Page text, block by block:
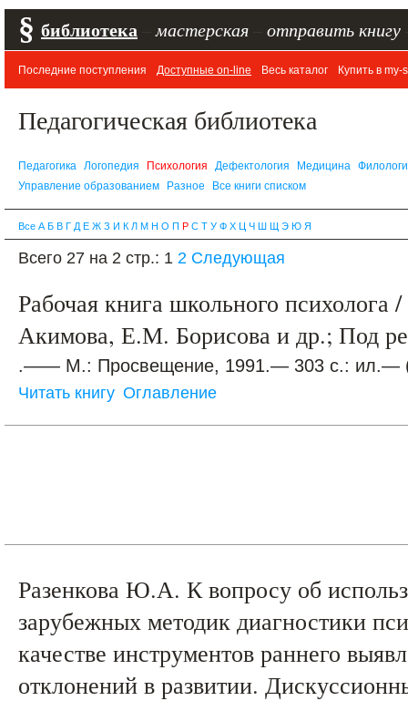
§ библиотека мастерская отправить книгу
Последние поступления Доступные on-line Весь каталог Купить в my-
Педагогическая библиотека
Педагогика Логопедия Психология Дефектология Медицина
Управление образованием
Разное Все книги списком
Все А Б В Г Д Е Ж З И К Л М Н О П Р С Т У Ф Х Ц Ч Ш Щ Э Ю Я
Всего 27 на 2 стр.: 1 2 Следующая
Рабочая книга школьного
Акимова, Е.М. Борисова и др.; Под
.—— М.: Просвещение, 1991.— 303 с.: ил.—
Читать книгу Оглавление
Разенкова Ю.А. К вопросу об
зарубежных методик диагностики
качестве инструментов раннего
отклонений в развитии.